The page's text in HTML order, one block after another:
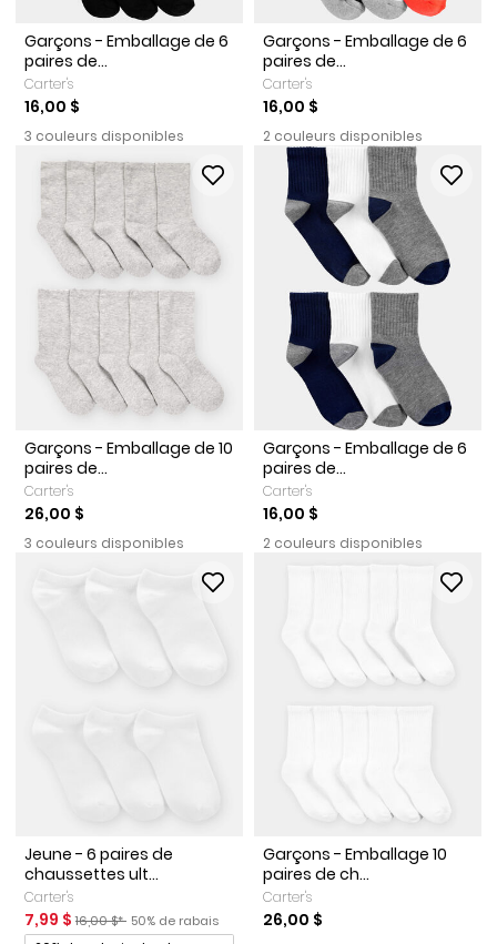
Garçons - Emballage de 6
paires de...
Carter's
16,00 $
3 couleurs disponibles
Garçons - Emballage de 6
paires de...
Carter's
16,00 $
2 couleurs disponibles
Garçons - Emballage de 10
paires de...
Carter's
26,00 $
3 couleurs disponibles
Garçons - Emballage de 6
paires de...
Carter's
16,00 $
2 couleurs disponibles
Jeune - 6 paires de
chaussettes ult...
Carter's
Prix de solde
7,99 $Prix ​​de détail suggéré par le fabricant
16,00 $* Pourcentage de rabais
50% de rabais
Garçons - Emballage 10
paires de ch...
Carter's
26,00 $